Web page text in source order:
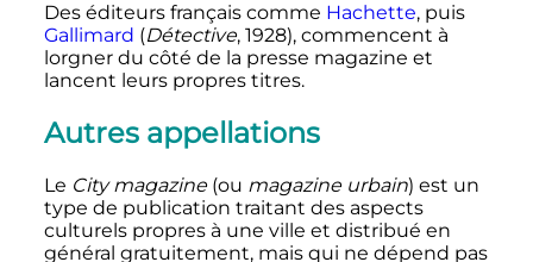
Des éditeurs français comme Hachette, puis
Gallimard (Détective, 1928), commencent à
lorgner du côté de la presse magazine et
lancent leurs propres titres.
Autres appellations
Le City magazine(ou magazine urbain) est un
type de publication traitant des aspects
culturels propres à une ville et distribué en
général gratuitement, mais qui ne dépend pas